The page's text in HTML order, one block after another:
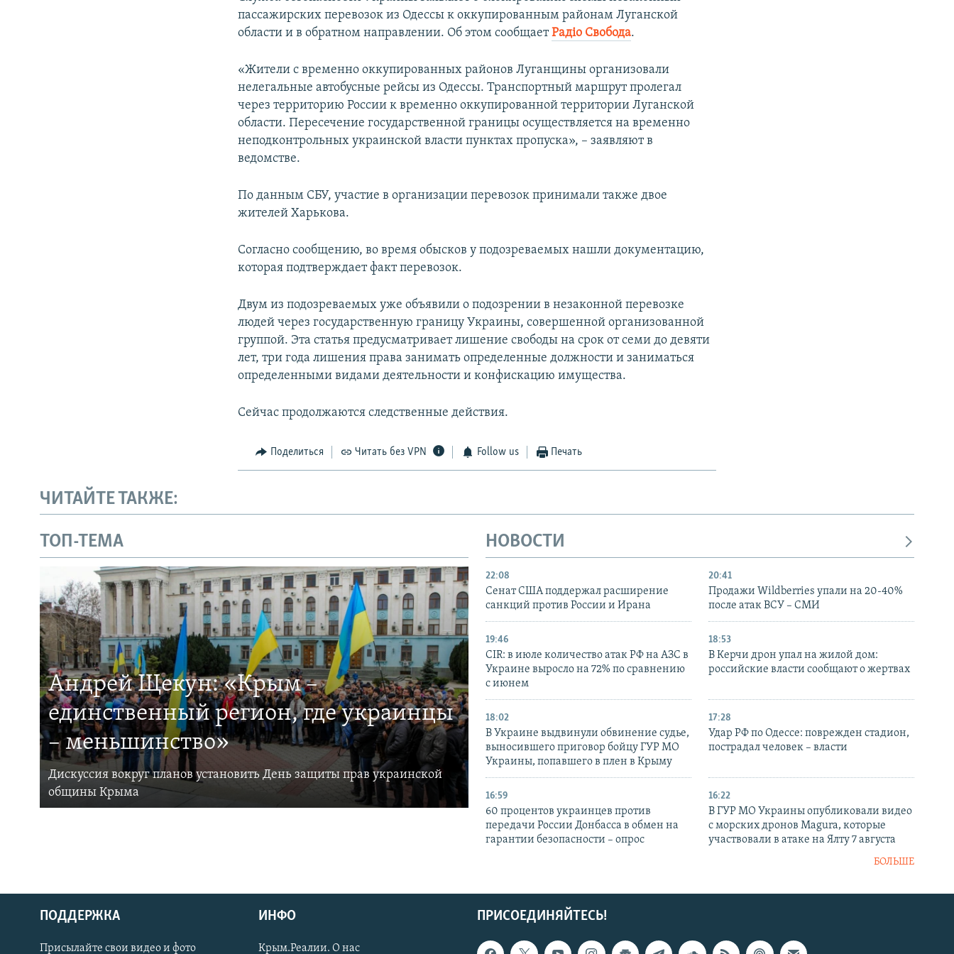
Українською
пассажирских перевозок из Одессы к оккупированным районам Луганской
области и в обратном направлении. Об этом сообщаетРадіо Свобода.
«Жители с временно оккупированных районов Луганщины организовали
нелегальные автобусные рейсы из Одессы. Транспортный маршрут пролегал
через территорию России к временно оккупированной территории Луганской
области. Пересечение государственной границы осуществляется на временно
неподконтрольных украинской власти пунктах пропуска», – заявляют в
ведомстве.
По данным СБУ, участие в организации перевозок принимали также двое
жителей Харькова.
Согласно сообщению, во время обысков у подозреваемых нашли документацию,
которая подтверждает факт перевозок.
Двум из подозреваемых уже объявили о подозрении в незаконной перевозке
людей через государственную границу Украины, совершенной организованной
группой. Эта статья предусматривает лишение свободы на срок от семи до девяти
лет, три года лишения права занимать определенные должности и заниматься
определенными видами деятельности и конфискацию имущества.
Сейчас продолжаются следственные действия.
Поделиться Читать без VPN Follow us Печать
ЧИТАЙТЕ ТАКЖЕ:
ТОП-ТЕМА
Андрей Щекун: «Крым –
единственный регион, где украинцы
– меньшинство»
Дискуссия вокруг планов установить День защиты прав украинской
общины Крыма
НОВОСТИ
22:08
Сенат США поддержал расширение
санкций против России и Ирана
20:41
Продажи Wildberries упали на 20-40%
после атак ВСУ – СМИ
19:46
CIR: в июле количество атак РФ на АЗС в
Украине выросло на 72% по сравнению
с июнем
18:53
В Керчи дрон упал на жилой дом:
российские власти сообщают о жертвах
18:02
В Украине выдвинули обвинение судье,
выносившего приговор бойцу ГУР МО
Украины, попавшего в плен в Крыму
17:28
Удар РФ по Одессе: поврежден стадион,
пострадал человек – власти
16:59
60 процентов украинцев против
передачи России Донбасса в обмен на
гарантии безопасности – опрос
16:22
В ГУР МО Украины опубликовали видео
с морских дронов Magura, которые
участвовали в атаке на Ялту 7 августа
БОЛЬШЕ
ПРИСОЕДИНЯЙТЕСЬ!
ПОДДЕРЖКА
Присылайте свои видео и фото
ИНФО
Крым.Реалии. О нас